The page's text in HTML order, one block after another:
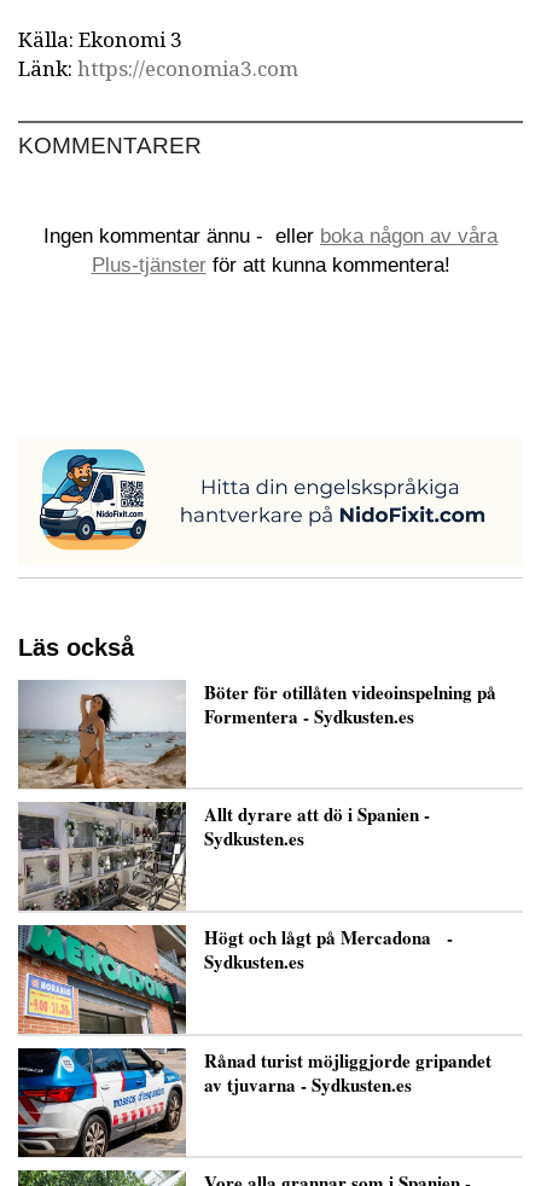
Källa: Ekonomi 3
Länk: https://economia3.com
KOMMENTARER
Ingen kommentar ännu - eller boka någon av våra
Plus-tjänsterför att kunna kommentera!